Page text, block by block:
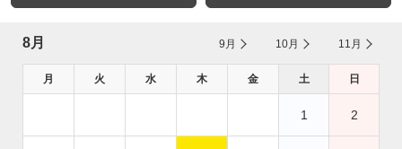
8月 9月 10月 11月
月 火 水 木 金 土 日
1 2